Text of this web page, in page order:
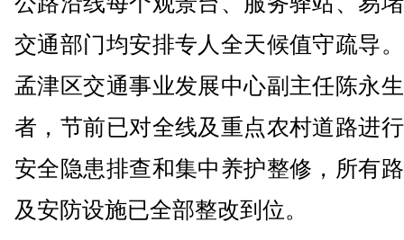
交通部门均安排专人全天候值守疏导
孟津区交通事业发展中心副主任陈永
者，节前已对全线及重点农村道路进
安全隐患排查和集中养护整修，所有
及安防设施已全部整改到位。